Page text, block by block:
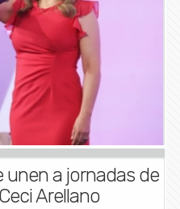
a jornadas de
Arellano